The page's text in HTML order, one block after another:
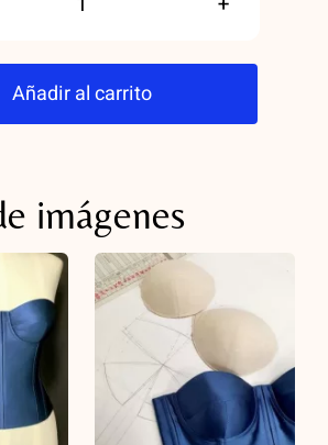
Reserva
curso
PATRÓN
TÉCNICO
CORSET
MEDIDA
cantidad
Añadir al carrito
imágenes